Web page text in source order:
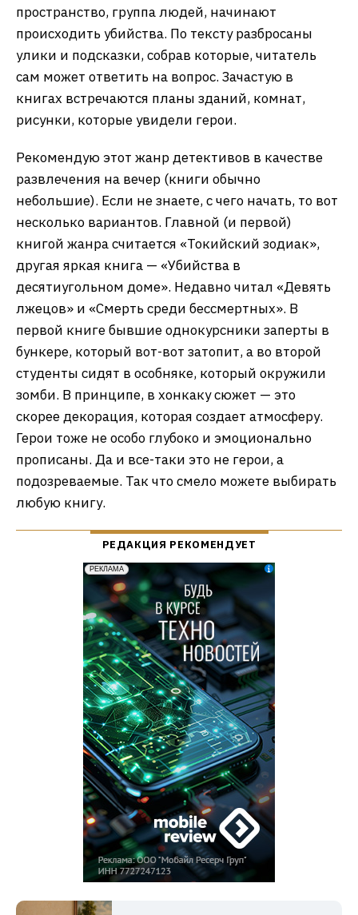
пространство, группа людей, начинают
происходить убийства. По тексту разбросаны
улики и подсказки, собрав которые, читатель
сам может ответить на вопрос. Зачастую в
книгах встречаются планы зданий, комнат,
рисунки, которые увидели герои.
Рекомендую этот жанр детективов в качестве
развлечения на вечер (книги обычно
небольшие). Если не знаете, с чего начать, то вот
несколько вариантов. Главной (и первой)
книгой жанра считается «Токийский зодиак»,
другая яркая книга — «Убийства в
десятиугольном доме». Недавно читал «Девять
лжецов» и «Смерть среди бессмертных». В
первой книге бывшие однокурсники заперты в
бункере, который вот-вот затопит, а во второй
студенты сидят в особняке, который окружили
зомби. В принципе, в хонкаку сюжет — это
скорее декорация, которая создает атмосферу.
Герои тоже не особо глубоко и эмоционально
прописаны. Да и все-таки это не герои, а
подозреваемые. Так что смело можете выбирать
любую книгу.